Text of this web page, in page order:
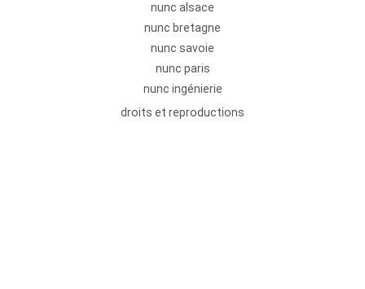
nunc alsace
nunc bretagne
nunc savoie
nunc paris
nunc ingénierie
droits et reproductions